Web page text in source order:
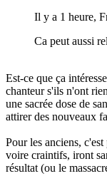
Il y a 1 heure,
Ca peut aussi
Est-ce que ça
chanteur s'ils n'ont
une sacrée dose de
attirer des nouveaux
Pour les anciens,
voire craintifs, iront
résultat (ou le